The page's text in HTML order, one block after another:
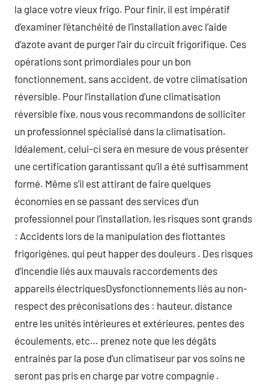
la glace votre vieux frigo. Pour finir, il est impératif
d’examiner l’étanchéité de l’installation avec l’aide
d’azote avant de purger l’air du circuit frigorifique. Ces
opérations sont primordiales pour un bon
fonctionnement, sans accident, de votre climatisation
réversible. Pour l’installation d’une climatisation
réversible fixe, nous vous recommandons de solliciter
un professionnel spécialisé dans la climatisation.
Idéalement, celui-ci sera en mesure de vous présenter
une certification garantissant qu’il a été suffisamment
formé. Même s’il est attirant de faire quelques
économies en se passant des services d’un
professionnel pour l’installation, les risques sont grands
: Accidents lors de la manipulation des flottantes
frigorigènes, qui peut happer des douleurs . Des risques
d’incendie liés aux mauvais raccordements des
appareils électriquesDysfonctionnements liés au non-
respect des préconisations des : hauteur, distance
entre les unités intérieures et extérieures, pentes des
écoulements, etc… prenez note que les dégâts
entrainés par la pose d’un climatiseur par vos soins ne
seront pas pris en charge par votre compagnie .